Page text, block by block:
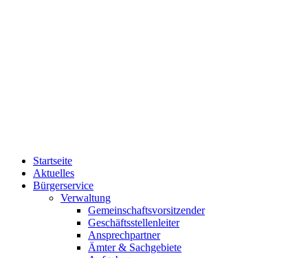
Startseite
Aktuelles
Bürgerservice
Verwaltung
Gemeinschaftsvorsitzender
Geschäftsstellenleiter
Ansprechpartner
Ämter & Sachgebiete